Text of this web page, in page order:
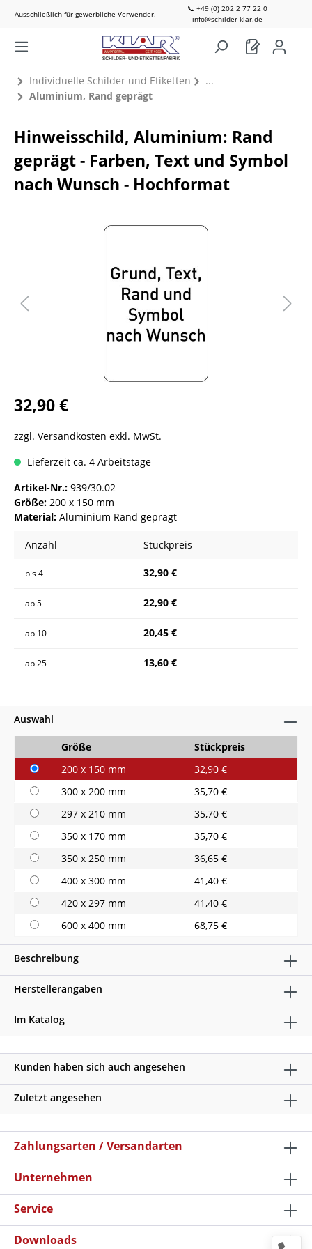
Ausschließlich für gewerbliche Verwender.
📞 +49 (0) 202 2 77 22 0
info@schilder-klar.de
Individuelle Schilder und Etiketten
Aluminium, Rand geprägt
Hinweisschild, Aluminium: Rand
geprägt - Farben, Text und Symbol
nach Wunsch - Hochformat
32,90 €
zzgl. Versandkosten exkl. MwSt.
Lieferzeit ca. 4 Arbeitstage
Artikel-Nr.: 939/30.02
Größe: 200 x 150 mm
Material: Aluminium Rand geprägt
Anzahl Stückpreis
bis4 32,90 €
ab5 22,90 €
ab 10 20,45 €
ab25 13,60 €
Auswahl
Größe
Stückpreis
200 x 150 mm
32,90 €
300 x 200 mm
35,70 €
297 x 210 mm
35,70 €
350 x 170 mm
35,70 €
350 x 250 mm
36,65 €
400 x 300 mm
41,40 €
420 x 297 mm
41,40 €
600 x 400 mm
68,75 €
Beschreibung
Herstellerangaben
Im Katalog
Kunden haben sich auch angesehen
Zuletzt angesehen
Zahlungsarten / Versandarten
Unternehmen
Service
Downloads